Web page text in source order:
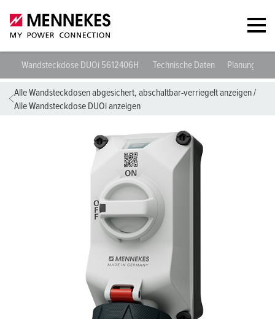
Wandsteckdose DUOi 5612406H Technische Daten
Alle Wandsteckdosen abgesichert, abschaltbar-verriegelt anzeigen/
Alle Wandsteckdose DUOi anzeigen